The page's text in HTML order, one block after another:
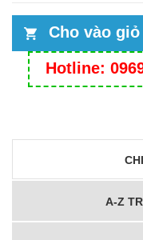
Cho vào giỏ
Hotline:
A-Z